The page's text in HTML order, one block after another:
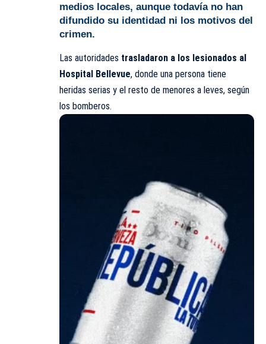
medios locales, aunque todavía no han
difundido su identidad ni los motivos del
crimen.
Las autoridades trasladaron a los lesionados al
Hospital Bellevue, donde una persona tiene
heridas serias y el resto de menores a leves, según
los bomberos.